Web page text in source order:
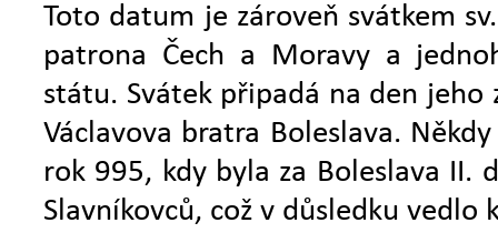
Toto datum je zároveň svátkem
patrona Čech a Moravy a
státu. Svátek připadá na den jeho
Václavova bratra Boleslava.
rok 995, kdy byla za Boleslava II.
Slavníkovců, což v důsledku vedlo